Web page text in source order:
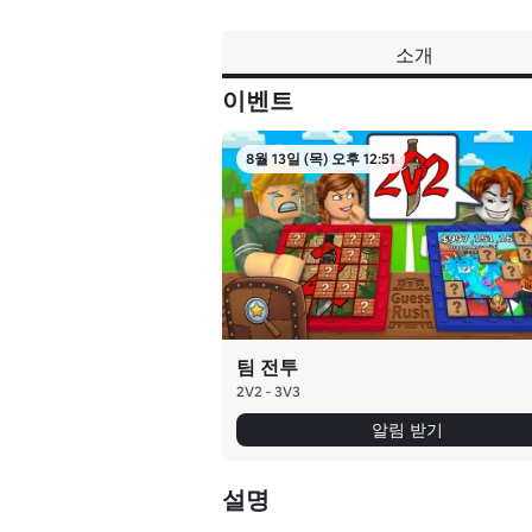
소개
이벤트
8월 13일 (목) 오후 12:51
팀 전투
2V2 - 3V3
알림 받기
설명